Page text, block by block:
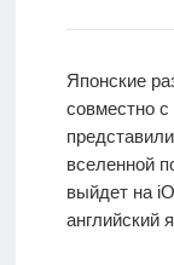
Японские
совместно с
вселенной
выйдет на
английский